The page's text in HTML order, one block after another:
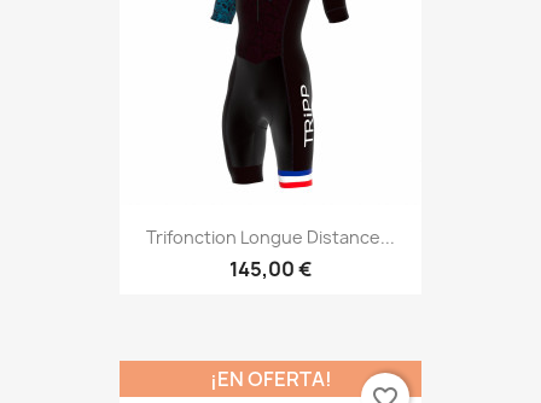
Trifonction Longue Distance...
145,00 €
¡EN OFERTA!